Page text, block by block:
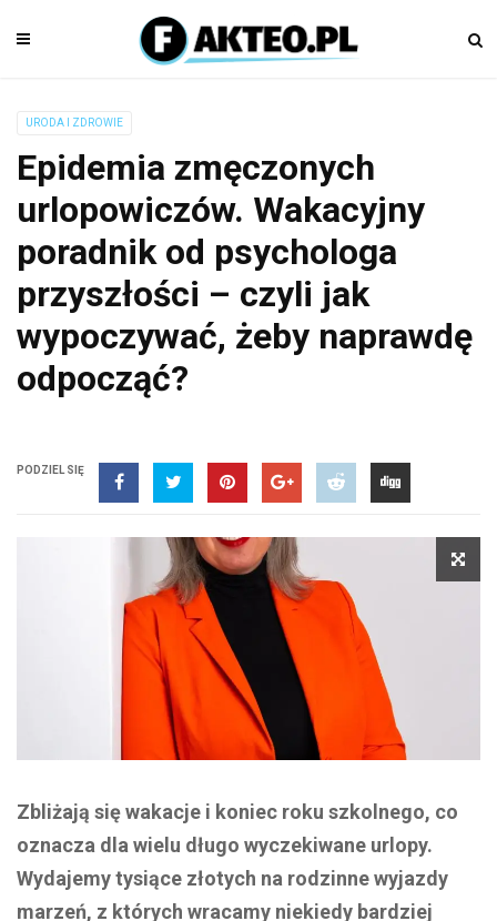
URODA I ZDROWIE
Epidemia zmęczonych
urlopowiczów. Wakacyjny
poradnik od psychologa
przyszłości – czyli jak
wypoczywać, żeby naprawdę
odpocząć?
PODZIEL SIĘ
Zbliżają się wakacje i koniec roku szkolnego, co
oznacza dla wielu długo wyczekiwane urlopy.
Wydajemy tysiące złotych na rodzinne wyjazdy
marzeń, z których wracamy niekiedy bardziej